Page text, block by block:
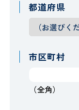
都道府県
市区町村
（全角）